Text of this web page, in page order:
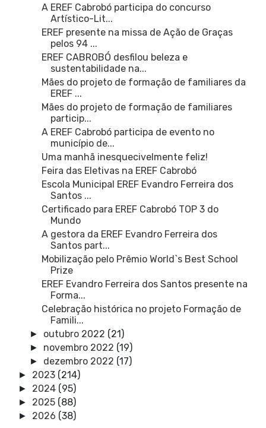
A EREF Cabrobó participa do concurso
Artístico-Lit...
EREF presente na missa de Ação de Graças
pelos 94 ...
EREF CABROBÓ desfilou beleza e
sustentabilidade na...
Mães do projeto de formação de familiares da
EREF ...
Mães do projeto de formação de familiares
particip...
A EREF Cabrobó participa de evento no
município de...
Uma manhã inesquecivelmente feliz!
Feira das Eletivas na EREF Cabrobó
Escola Municipal EREF Evandro Ferreira dos
Santos ...
Certificado para EREF Cabrobó TOP 3 do
Mundo
A gestora da EREF Evandro Ferreira dos
Santos part...
Mobilização pelo Prêmio World`s Best School
Prize
EREF Evandro Ferreira dos Santos presente na
Forma...
Celebração histórica no projeto Formação de
Famili...
► outubro 2022 (21)
► novembro 2022 (19)
► dezembro 2022 (17)
► 2023 (214)
► 2024 (95)
► 2025 (88)
► 2026 (38)